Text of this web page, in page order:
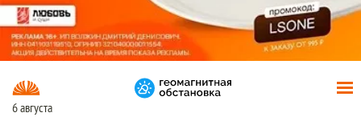
6 августа